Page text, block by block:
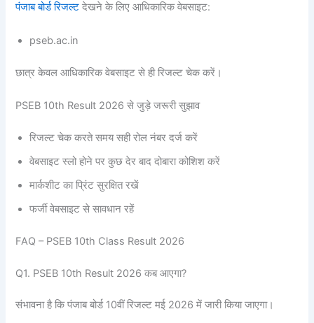
पंजाब बोर्ड रिजल्टदेखने के लिए आधिकारिक वेबसाइट:
pseb.ac.in
छात्र केवल आधिकारिक वेबसाइट से ही रिजल्ट चेक करें।
PSEB 10th Result 2026 से जुड़े जरूरी सुझाव
रिजल्ट चेक करते समय सही रोल नंबर दर्ज करें
वेबसाइट स्लो होने पर कुछ देर बाद दोबारा कोशिश करें
मार्कशीट का प्रिंट सुरक्षित रखें
फर्जी वेबसाइट से सावधान रहें
FAQ – PSEB 10th Class Result 2026
Q1. PSEB 10th Result 2026 कब आएगा?
संभावना है कि पंजाब बोर्ड 10वीं रिजल्ट मई 2026 में जारी किया जाएगा।